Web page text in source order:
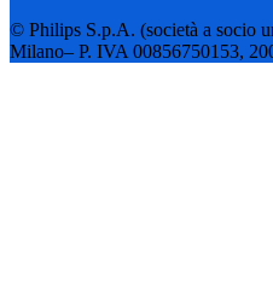
© Philips S.p.A. (società a socio
Milano– P. IVA 00856750153,